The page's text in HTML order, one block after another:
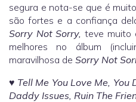
segura e nota-se que é
são fortes e a confiança
Sorry Not Sorry, teve muito
melhores no álbum
maravilhosa de Sorry Not
♥ Tell Me You Love Me, You
Daddy Issues, Ruin The